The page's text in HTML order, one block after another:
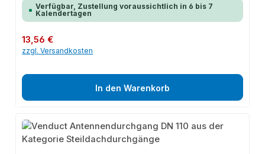
Verfügbar, Zustellung voraussichtlich in 6 bis 7
Kalendertagen
Regulärer Preis:
13,56 €
zzgl. Versandkosten
In den Warenkorb